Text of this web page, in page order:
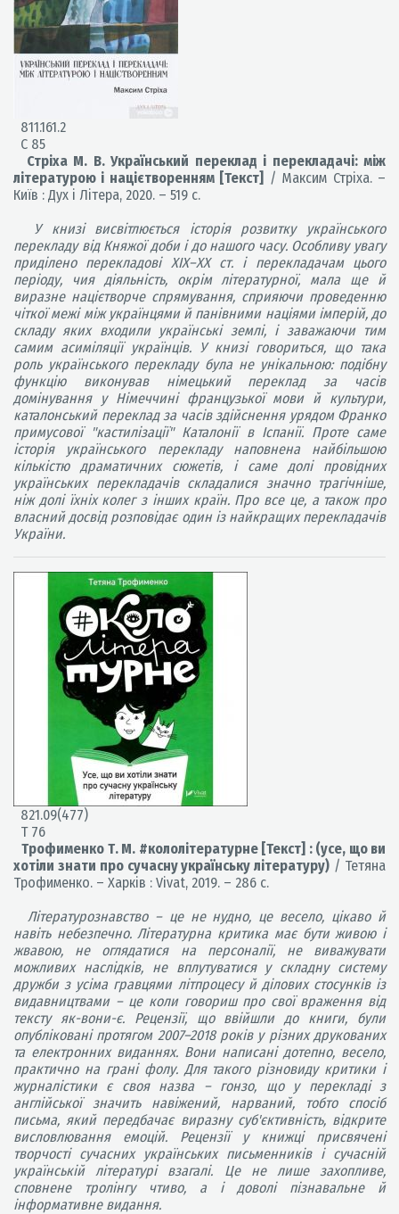
811.161.2
С 85
Стріха М. В. Український переклад і перекладачі: між
літературою і націєтворенням [Текст]
/ Максим Стріха. –
Київ : Дух і Літера, 2020. – 519 с.
У книзі висвітлюється історія розвитку українського
перекладу від Княжої доби і до нашого часу. Особливу увагу
приділено перекладові ХIХ–ХХ ст. і перекладачам цього
періоду, чия діяльність, окрім літературної, мала ще й
виразне націєтворче спрямування, сприяючи проведенню
чіткої межі між українцями й панівними націями імперій, до
складу яких входили українські землі, і заважаючи тим
самим асиміляції українців. У книзі говориться, що така
роль українського перекладу була не унікальною: подібну
функцію виконував німецький переклад за часів
домінування у Німеччині французької мови й культури,
каталонський переклад за часів здійснення урядом Франко
примусової "кастилізації" Каталонії в Іспанії. Проте саме
історія українського перекладу наповнена найбільшою
кількістю драматичних сюжетів, і саме долі провідних
українських перекладачів складалися значно трагічніше,
ніж долі їхніх колег з інших країн. Про все це, а також про
власний досвід розповідає один із найкращих перекладачів
України.
821.09(477)
Т 76
Трофименко Т. М. #кололітературне [Текст] : (усе, що ви
хотіли знати про сучасну українську літературу) / Тетяна
Трофименко. – Харків : Vivat, 2019. – 286 с.
Літературознавство – це не нудно, це весело, цікаво й
навіть небезпечно. Літературна критика має бути живою і
жвавою, не оглядатися на персоналії, не виважувати
можливих наслідків, не вплутуватися у складну систему
дружби з усіма гравцями літпроцесу й ділових стосунків із
видавництвами – це коли говориш про свої враження від
тексту як-вони-є. Рецензії, що ввійшли до книги, були
опубліковані протягом 2007–2018 років у різних друкованих
та електронних виданнях. Вони написані дотепно, весело,
практично на грані фолу. Для такого різновиду критики і
журналістики є своя назва – гонзо, що у перекладі з
англійської значить навіжений, нарваний, тобто спосіб
письма, який передбачає виразну суб'єктивність, відкрите
висловлювання емоцій. Рецензії у книжці присвячені
творчості сучасних українських письменників і сучасній
українській літературі взагалі. Це не лише захопливе,
сповнене тролінгу чтиво, а і доволі пізнавальне й
інформативне видання.